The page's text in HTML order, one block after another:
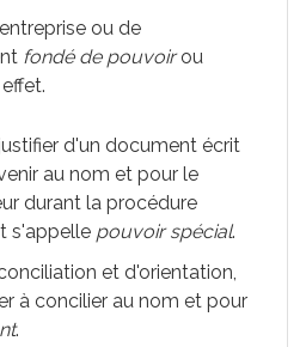
ou de
fondé de pouvoirou
d'un document écrit
au nom et pour le
durant la procédure
s'appelle pouvoir spécial.
et d'orientation,
à concilier au nom et pour
.